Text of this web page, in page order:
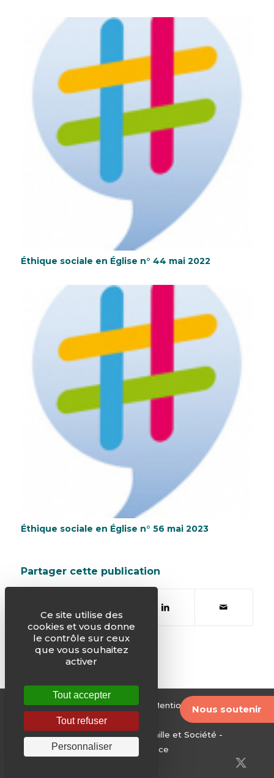
Nous soutenir
Éthique sociale en Église n° 44 mai 2022
Éthique sociale en Église n° 56 mai 2023
Partager cette publication
© Justice & Paix -Plan du site Mentions légales-
Edité par le Service National Famille et Société -
Conférence des évêques de France
Ce site utilise des
cookies et vous donne
le contrôle sur ceux
que vous souhaitez
activer
Tout accepter
Tout refuser
Personnaliser